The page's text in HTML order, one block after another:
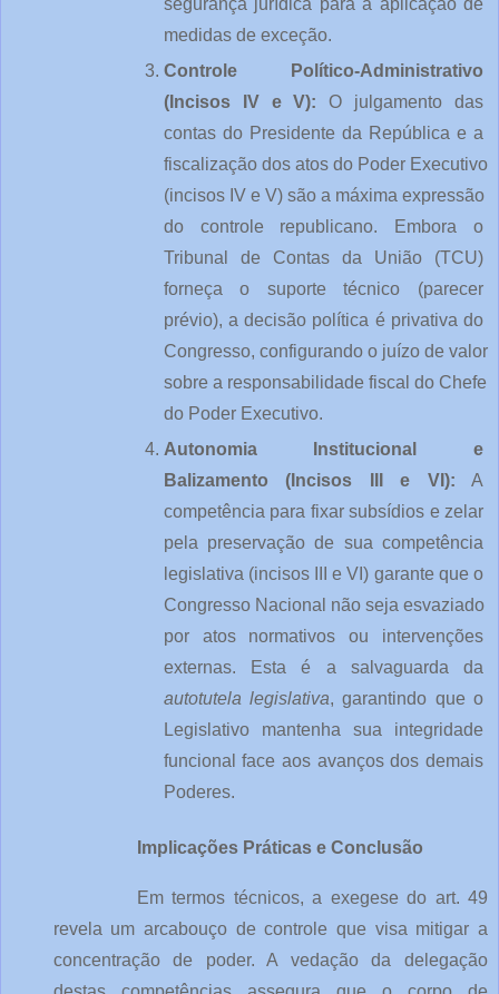
medidas de exceção.
Controle Político-Administrativo
(Incisos IV e V): O julgamento das
contas do Presidente da República e a
fiscalização dos atos do Poder Executivo
(incisos IV e V) são a máxima expressão
do controle republicano. Embora o
Tribunal de Contas da União (TCU)
forneça o suporte técnico (parecer
prévio), a decisão política é privativa do
Congresso, configurando o juízo de valor
sobre a responsabilidade fiscal do Chefe
do Poder Executivo.
Autonomia Institucional e
Balizamento (Incisos III e VI): A
competência para fixar subsídios e zelar
pela preservação de sua competência
legislativa (incisos III e VI) garante que o
Congresso Nacional não seja esvaziado
por atos normativos ou intervenções
autotutela legislativa, garantindo que o
Legislativo mantenha sua integridade
funcional face aos avanços dos demais
Poderes.
Implicações Práticas e Conclusão
Em termos técnicos, a exegese do art. 49
revela um arcabouço de controle que visa mitigar a
concentração de poder. A vedação da delegação